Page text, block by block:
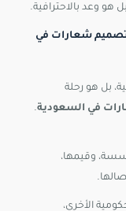
وعد بالاحترافية.
تصميم شعارات في
بل هو رحلة
في السعودية.
وقيمها،
الأخرى،